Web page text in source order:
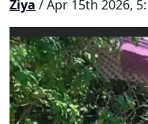
Ziya / Apr 15th 2026,